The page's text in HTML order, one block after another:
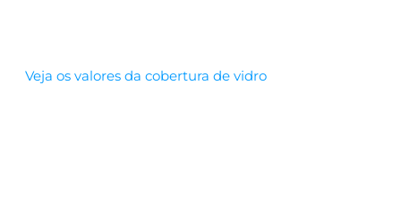
Veja os valores da cobertura de vidro